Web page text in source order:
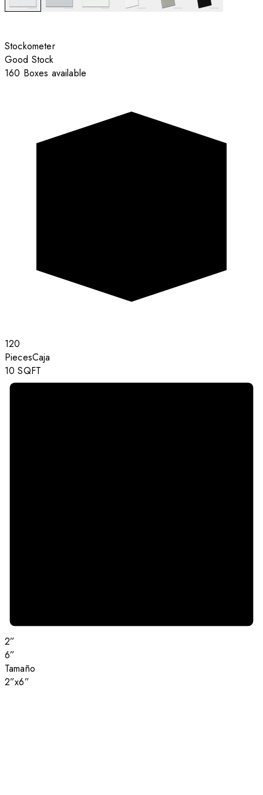
Stockometer
Good Stock
160 Boxes available
120
PiecesCaja
10 SQFT
2”
6”
Tamaño
2”x6”